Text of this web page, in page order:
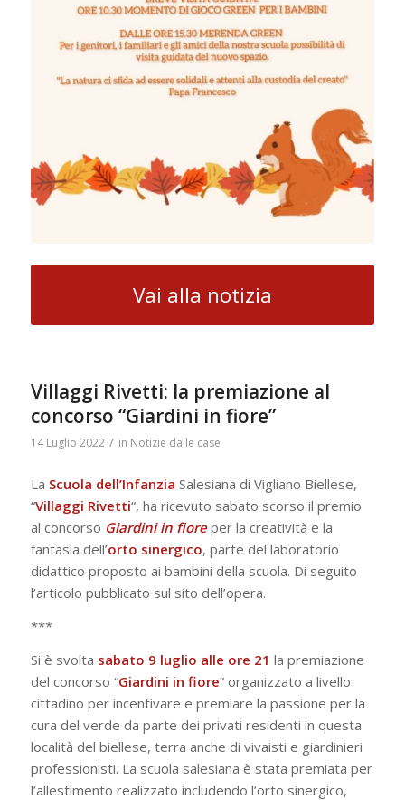
Vai alla notizia
Villaggi Rivetti: la premiazione al
concorso “Giardini in fiore”
14 Luglio 2022 / in Notizie dalle case
La Scuola dell’Infanzia Salesiana di Vigliano Biellese,
“Villaggi Rivetti“, ha ricevuto sabato scorso il premio
al concorso Giardini in fioreper la creatività e la
fantasia dell’orto sinergico, parte del laboratorio
didattico proposto ai bambini della scuola. Di seguito
l’articolo pubblicato sul sito dell’opera.
***
Si è svolta sabato 9 luglio alle ore 21 la premiazione
del concorso “Giardini in fiore” organizzato a livello
cittadino per incentivare e premiare la passione per la
cura del verde da parte dei privati residenti in questa
località del biellese, terra anche di vivaisti e giardinieri
professionisti. La scuola salesiana è stata premiata per
l’allestimento realizzato includendo l’orto sinergico,